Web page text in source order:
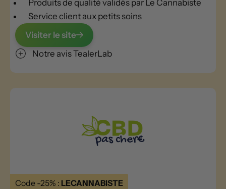
Produits de qualité validés par Le Cannabiste
Service client aux petits soins
Visiter le site
Notre avis TealerLab
Code -25% : LECANNABISTE